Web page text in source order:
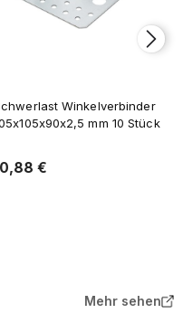
Winkelverbinder
mm 10 Stück
€
Mehr sehen